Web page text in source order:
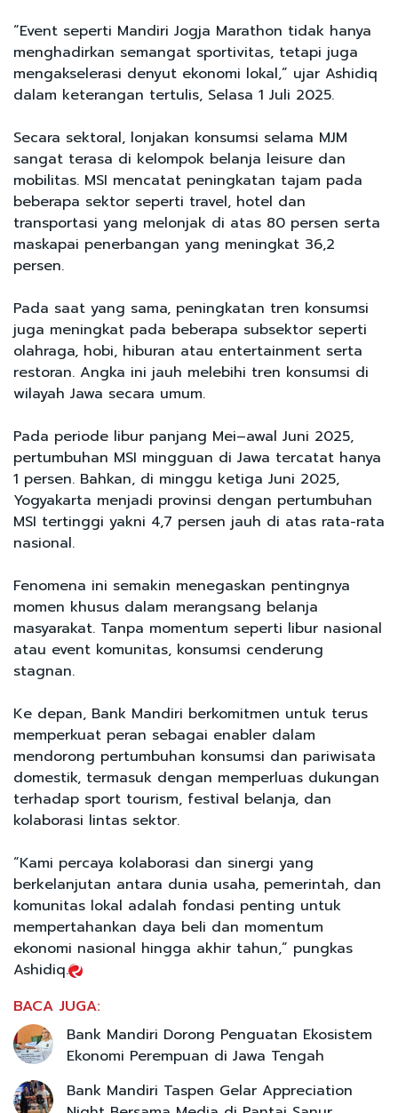
“Event seperti Mandiri Jogja Marathon tidak hanya
menghadirkan semangat sportivitas, tetapi juga
mengakselerasi denyut ekonomi lokal,” ujar Ashidiq
dalam keterangan tertulis, Selasa 1 Juli 2025.
Secara sektoral, lonjakan konsumsi selama MJM
sangat terasa di kelompok belanja leisure dan
mobilitas. MSI mencatat peningkatan tajam pada
beberapa sektor seperti travel, hotel dan
transportasi yang melonjak di atas 80 persen serta
maskapai penerbangan yang meningkat 36,2
persen.
Pada saat yang sama, peningkatan tren konsumsi
juga meningkat pada beberapa subsektor seperti
olahraga, hobi, hiburan atau entertainment serta
restoran. Angka ini jauh melebihi tren konsumsi di
wilayah Jawa secara umum.
Pada periode libur panjang Mei–awal Juni 2025,
pertumbuhan MSI mingguan di Jawa tercatat hanya
1 persen. Bahkan, di minggu ketiga Juni 2025,
Yogyakarta menjadi provinsi dengan pertumbuhan
MSI tertinggi yakni 4,7 persen jauh di atas rata-rata
nasional.
Fenomena ini semakin menegaskan pentingnya
momen khusus dalam merangsang belanja
masyarakat. Tanpa momentum seperti libur nasional
atau event komunitas, konsumsi cenderung
stagnan.
Ke depan, Bank Mandiri berkomitmen untuk terus
memperkuat peran sebagai enabler dalam
mendorong pertumbuhan konsumsi dan pariwisata
domestik, termasuk dengan memperluas dukungan
terhadap sport tourism, festival belanja, dan
kolaborasi lintas sektor.
“Kami percaya kolaborasi dan sinergi yang
berkelanjutan antara dunia usaha, pemerintah, dan
komunitas lokal adalah fondasi penting untuk
mempertahankan daya beli dan momentum
ekonomi nasional hingga akhir tahun,” pungkas
Ashidiq.
BACA JUGA:
Bank Mandiri Dorong Penguatan Ekosistem
Ekonomi Perempuan di Jawa Tengah
Bank Mandiri Taspen Gelar Appreciation